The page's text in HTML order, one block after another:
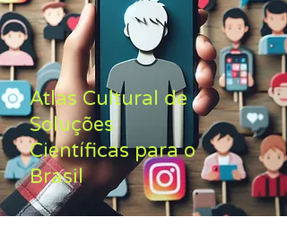
Atlas Cultural de
Soluções
Científicas para o
Brasil